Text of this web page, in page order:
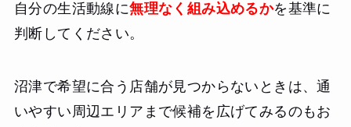
自分の生活動線に無理なく組み込めるかを基準に
判断してください。
沼津で希望に合う店舗が見つからないときは、通
いやすい周辺エリアまで候補を広げてみるのもお